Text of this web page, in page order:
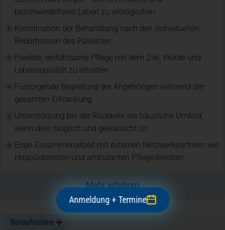
Notaufnahme
beschwerdefreies Leben zu ermöglichen
Koordination der Behandlung nach den individuellen
Bedürfnissen des Patienten
Flexible, einfühlsame Pflege mit dem Ziel, Würde und
Lebensqualität zu erhalten
Fürsorgende Begleitung der Angehörigen während der
gesamten Erkrankung
Unterstützung bei der Rückkehr ins häusliche Umfeld,
wenn dies möglich und gewünscht ist
Enge Zusammenarbeit mit externen Netzwerkpartnern wie
Hospizdiensten und ambulanten Pflegediensten
Mehr erfahren
Anmeldung + Termine